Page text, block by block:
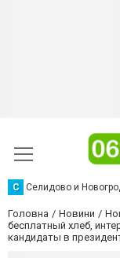
С Селидово и
Головна Новини
бесплатный хлеб,
кандидаты в